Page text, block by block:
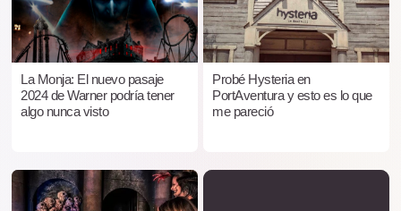
La Monja: El nuevo pasaje
2024 de Warner podría tener
algo nunca visto
Probé Hysteria en
PortAventura y esto es lo que
me pareció